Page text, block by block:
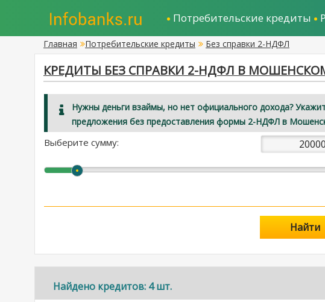
Потребительские кредиты
Главная Потребительские кредиты Без справки 2-НДФЛ
КРЕДИТЫ БЕЗ СПРАВКИ 2-НДФЛ В
Нужны деньги взаймы, но нет официального дохода?
предложения без предоставления формы 2-НДФЛ в
Выберите сумму:
Найти
Найдено кредитов: 4 шт.